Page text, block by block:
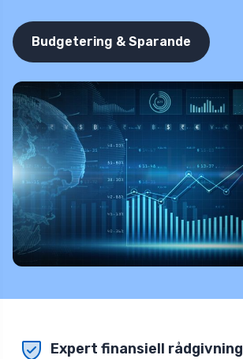
Budgetering & Sparande
Expert finansiell rådgivning